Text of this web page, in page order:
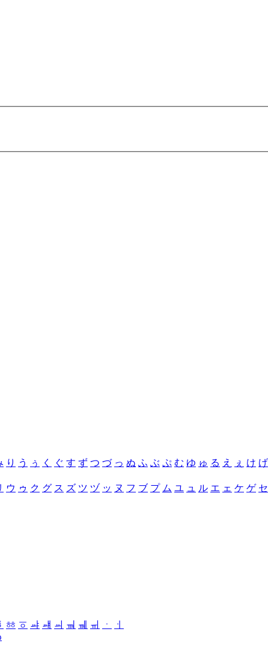
り う ぅ く ぐ す ず つ づ っ ぬ ふ ぶ ぷ む ゆ ゅ る え ぇ け げ
ウ ゥ ク グ ス ズ ツ ヅ ッ ヌ フ ブ プ ム ユ ュ ル エ ェ ケ ゲ セ
ㆅ ㆆ ㆇ ㆈ ㆉ ㆊ ㆋ ㆌ ㆍ
ㆎ